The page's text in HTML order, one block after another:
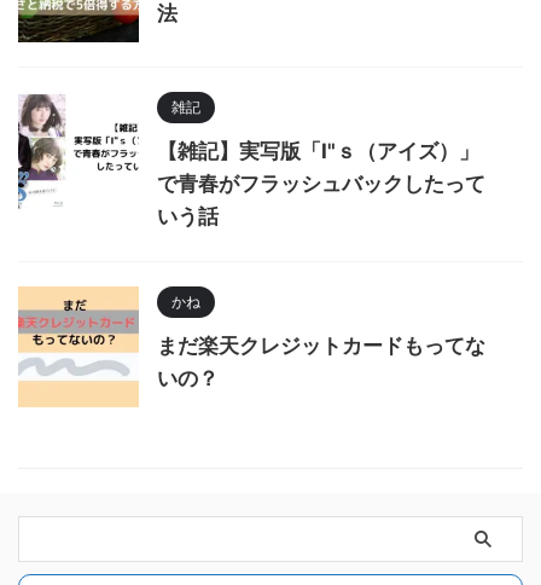
法
雑記
【雑記】実写版「I"ｓ（アイズ）」
で青春がフラッシュバックしたって
いう話
かね
まだ楽天クレジットカードもってな
いの？